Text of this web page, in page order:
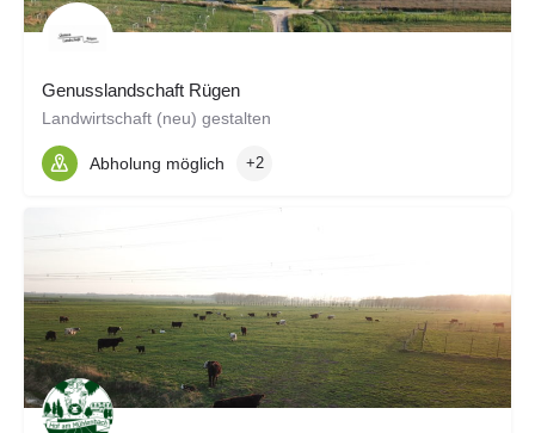
Genusslandschaft Rügen
Landwirtschaft (neu) gestalten
Abholung möglich +2